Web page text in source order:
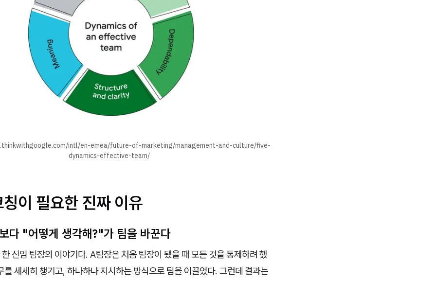
intl/en-emea/future-of-marketing/management-and-culture/five-
dynamics-effective-team/
이 필요한 진짜 이유
다 "어떻게 생각해?"가 팀을 바꾼다
신임 팀장의 이야기다. A팀장은 처음 팀장이 됐을 때 모든 것을 통제하려 했
를 세세히 챙기고, 하나하나 지시하는 방식으로 팀을 이끌었다. 그런데 결과는